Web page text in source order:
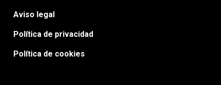
Aviso legal
Política de privacidad
Política de cookies